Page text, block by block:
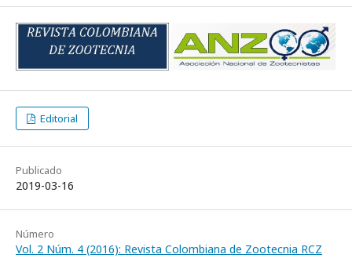
Editorial
Publicado
2019-03-16
Número
Vol. 2 Núm. 4 (2016): Revista Colombiana de Zootecnia RCZ